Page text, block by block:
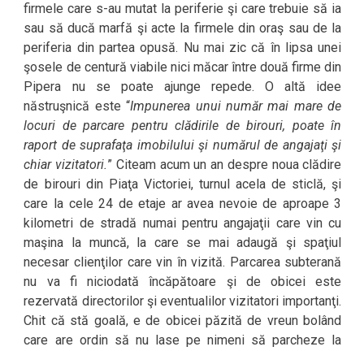
firmele care s-au mutat la periferie şi care trebuie să ia
sau să ducă marfă şi acte la firmele din oraş sau de la
periferia din partea opusă. Nu mai zic că în lipsa unei
şosele de centură viabile nici măcar între două firme din
Pipera nu se poate ajunge repede. O altă idee
năstruşnică este “Impunerea unui număr mai mare de
locuri de parcare pentru clădirile de birouri, poate în
raport de suprafaţa imobilului şi numărul de angajaţi şi
chiar vizitatori.” Citeam acum un an despre noua clădire
de birouri din Piaţa Victoriei, turnul acela de sticlă, şi
care la cele 24 de etaje ar avea nevoie de aproape 3
kilometri de stradă numai pentru angajaţii care vin cu
maşina la muncă, la care se mai adaugă şi spaţiul
necesar clienţilor care vin în vizită. Parcarea subterană
nu va fi niciodată încăpătoare şi de obicei este
rezervată directorilor şi eventualilor vizitatori importanţi.
Chit că stă goală, e de obicei păzită de vreun bolând
care are ordin să nu lase pe nimeni să parcheze la